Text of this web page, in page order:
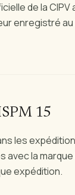
de la
enregistré
15
les
la
expédition.